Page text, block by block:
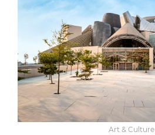
Art & Culture